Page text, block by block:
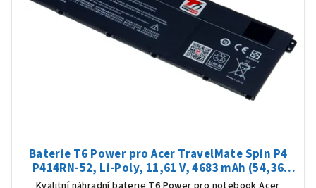
Baterie T6 Power pro Acer TravelMate Spin P4
P414RN-52, Li-Poly, 11,61 V, 4683 mAh (54,36
Wh), černá